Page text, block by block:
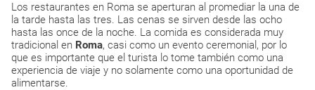
Los restaurantes en Roma se aperturan al promediar la una de
la tarde hasta las tres. Las cenas se sirven desde las ocho
hasta las once de la noche. La comida es considerada muy
tradicional en Roma, casi como un evento ceremonial, por lo
que es importante que el turista lo tome también como una
experiencia de viaje y no solamente como una oportunidad de
alimentarse.